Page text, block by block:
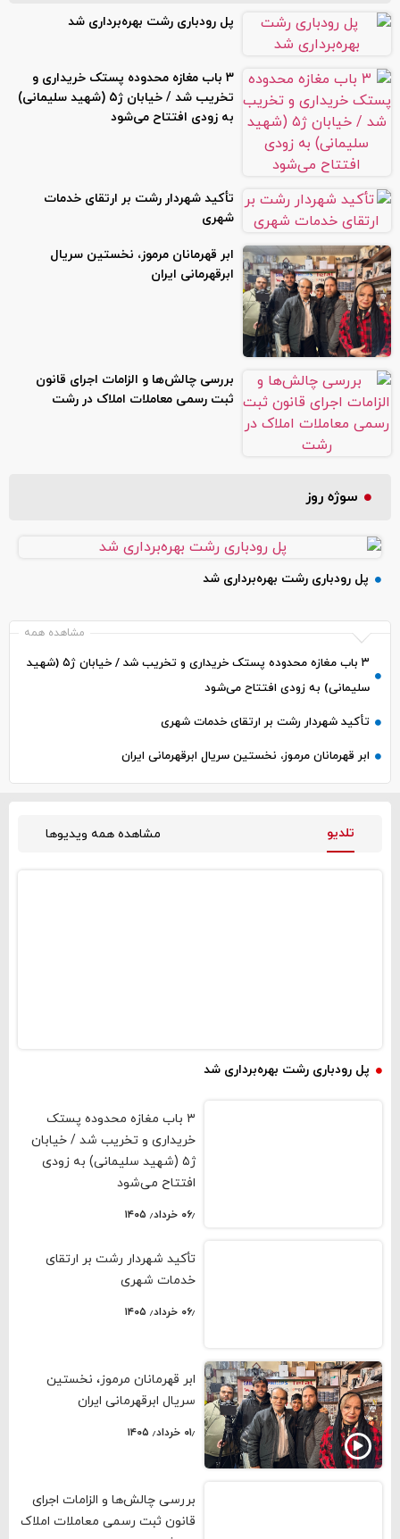
پل رودباری رشت بهره‌برداری شد
۳ باب مغازه محدوده پستک خریداری و
تخریب شد / خیابان ژ۵ (شهید سلیمانی)
به زودی افتتاح می‌شود
تأکید شهردار رشت بر ارتقای خدمات
شهری
ابر قهرمانان مرموز، نخستین سریال
ابرقهرمانی ایران
بررسی چالش‌ها و الزامات اجرای قانون
ثبت رسمی معاملات املاک در رشت
سوژه روز
پل رودباری رشت بهره‌برداری شد
مشاهده همه
۳ باب مغازه محدوده پستک خریداری و تخریب شد / خیابان ژ۵ (شهید
سلیمانی) به زودی افتتاح می‌شود
تأکید شهردار رشت بر ارتقای خدمات شهری
ابر قهرمانان مرموز، نخستین سریال ابرقهرمانی ایران
تلدیو مشاهده همه ویدیوها
۳ باب مغازه محدوده پستک
خریداری و تخریب شد / خیابان
ژ۵ (شهید سلیمانی) به زودی
افتتاح می‌شود
۰۶٫ خرداد٫ ۱۴۰۵
تأکید شهردار رشت بر ارتقای
خدمات شهری
۰۶٫ خرداد٫ ۱۴۰۵
ابر قهرمانان مرموز، نخستین
سریال ابرقهرمانی ایران
۰۱٫ خرداد٫ ۱۴۰۵
بررسی چالش‌ها و الزامات اجرای
قانون ثبت رسمی معاملات املاک
پل رودباری رشت بهره‌برداری شد